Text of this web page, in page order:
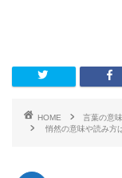
HOME
言葉の意味
悄然の意味や読み方